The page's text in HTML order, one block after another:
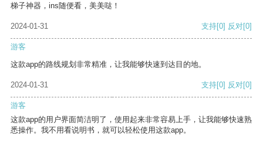
梯子神器，ins随便看，美美哒！
2024-01-31 支持[0] 反对[0]
游客
这款app的路线规划非常精准，让我能够快速到达目的地。
2024-01-31 支持[0] 反对[0]
游客
这款app的用户界面简洁明了，使用起来非常容易上手，让我能够快速熟
悉操作。我不用看说明书，就可以轻松使用这款app。